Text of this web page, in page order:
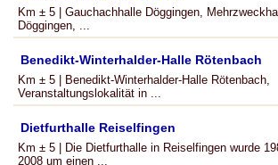
Km ± 5 | Gauchachhalle Döggingen,
Döggingen, ...
Benedikt-Winterhalder-Halle Rötenbach
Km ± 5 | Benedikt-Winterhalder-Halle Rötenbach,
Veranstaltungslokalität in ...
Dietfurthalle Reiselfingen
Km ± 5 | Die Dietfurthalle in Reiselfingen wurde
2008 um einen ...